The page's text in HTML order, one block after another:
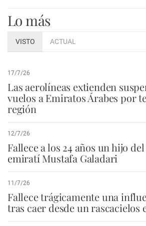
Lo más
VISTO ACTUAL
17/7/26
Las aerolíneas extienden
vuelos a Emiratos Árabes por
región
12/7/26
Fallece a los 24 años un hijo
emiratí Mustafa Galadari
11/7/26
Fallece trágicamente una
tras caer desde un rascacielos